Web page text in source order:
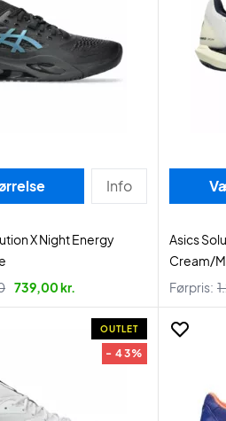
størrelse Info
X Night Energy
739,00 kr.
Asics
Cream/
Førpris:
OUTLET
- 43%